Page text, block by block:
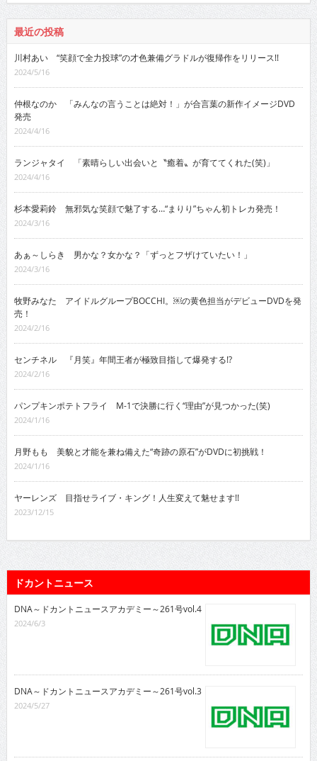
最近の投稿
川村あい “笑顔で全力投球”の才色兼備グラドルが復帰作をリリース!!
2024/5/16
仲根なのか 「みんなの言うことは絶対！」が合言葉の新作イメージDVD
発売
2024/4/16
ランジャタイ 「素晴らしい出会いと〝癒着〟が育ててくれた(笑)」
2024/4/16
杉本愛莉鈴 無邪気な笑顔で魅了する…“まりり”ちゃん初トレカ発売！
2024/3/16
あぁ～しらき 男かな？女かな？「ずっとフザけていたい！」
2024/3/16
牧野みなた アイドルグループBOCCHI。￼の黄色担当がデビューDVDを発
売！
2024/2/16
センチネル 『月笑』年間王者が極致目指して爆発する!?
2024/2/16
パンプキンポテトフライ M-1で決勝に行く“理由”が見つかった(笑)
2024/1/16
月野もも 美貌と才能を兼ね備えた“奇跡の原石”がDVDに初挑戦！
2024/1/16
ヤーレンズ 目指せライブ・キング！人生変えて魅せます!!
2023/12/15
ドカントニュース
DNA～ドカントニュースアカデミー～261号vol.4
2024/6/3
DNA～ドカントニュースアカデミー～261号vol.3
2024/5/27